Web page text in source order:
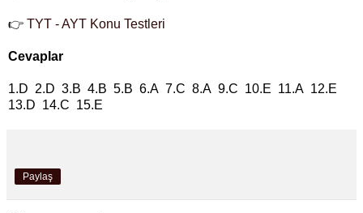
👉 TYT - AYT Konu Testleri
Cevaplar
1.D 2.D 3.B 4.B 5.B 6.A 7.C 8.A 9.C 10.E 11.A 12.E
13.D 14.C 15.E
Paylaş